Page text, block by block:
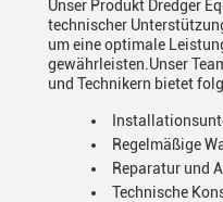
Unser Produkt Dredger
technischer
um eine optimale
gewährleisten.Unser
und Technikern bietet
Regelmäßige
Reparatur und
Technische